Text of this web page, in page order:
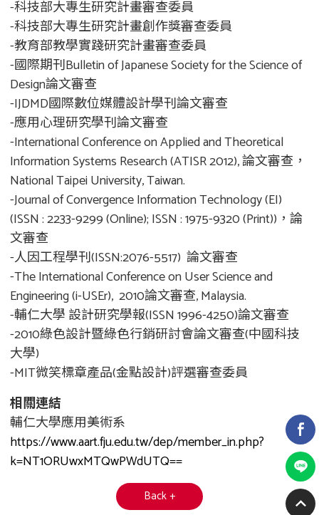
-科技部大專生研究計畫審查委員
-科技部大專生研究計畫創作獎審查委員
-教育部教學實踐研究計畫審查委員
-國際期刊Bulletin of Japanese Society for the Science of
Design論文審查
-IJDMD國際數位媒體設計學刊論文審查
-應用心理研究學刊論文審查
-International Conference on Applied and Theoretical
Information Systems Research (ATISR 2012), 論文審查，
National Taipei University, Taiwan.
-Journal of Convergence Information Technology (EI)
(ISSN : 2233-9299 (Online); ISSN : 1975-9320 (Print))，論
文審查
-人因工程學刊(ISSN:2076-5517) 論文審查
-The International Conference on User Science and
Engineering (i-USEr), 2010論文審查, Malaysia.
-輔仁大學 設計研究學報(ISSN 1996-4250)論文審查
-2010綠色設計暨綠色行銷研討會論文審查(中國科技
大學)
-MIT微笑標章產品(金點設計)評選審查委員
相關連結
輔仁大學應用美術系
https://www.aart.fju.edu.tw/dep/member_in.php?
k=NT1ORUwxMTQwPWdUTQ==
Back +